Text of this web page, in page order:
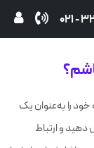
را به‌عنوان یک
دهید و ارتباط